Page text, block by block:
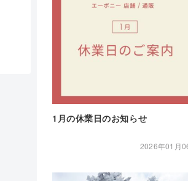
1月の休業日のお知らせ
2026年01月